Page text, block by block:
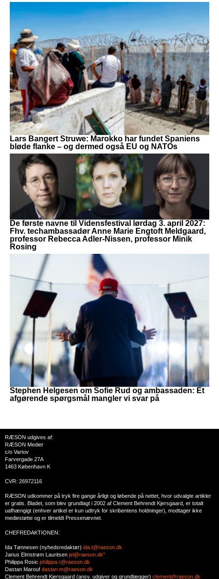
Lars Bangert Struwe: Marokko har fundet Spaniens
bløde flanke – og dermed også EU og NATOs
De første navne til Vidensfestival lørdag 3. april 2027:
Fhv. techambassadør Anne Marie Engtoft Meldgaard,
professor Rebecca Adler-Nissen, professor Minik
Rosing
Stephen Helgesen om Sofie Rud og ambassaden: Ét
afgørende spørgsmål mangler vi svar på
RÆSON udgives af:
RÆSON Medier
c/o Vartov
Farvergade 27A
1463 København K
CVR: 26972116
RÆSON udkommer på tryk fire gange årligt og løbende på nettet, hvor udvalgte artikler
er gratis. Bladet, som blev grundlagt i 2002 af Clement Behrendt Kjersgaard, er totalt
uafhængigt (enhver artikel er kun udtryk for skribentens holdninger), modtager ikke
mediestøtte og er tilmeldt Pressenævnet.
CHEFREDAKTIONEN:
Ida Tønnesen (nyhedsredaktør) ida.t@raeson.dk
Janus Elmstrøm Lauritsen jel@raeson.dk"
Philippa Rosic philippa.r@raeson.dk
Dastan Marouf dastan.m@raeson.dk
Clement Behrendt Kjersgaard (ansv. udgiver og grundlægger) clement@raeson.dk